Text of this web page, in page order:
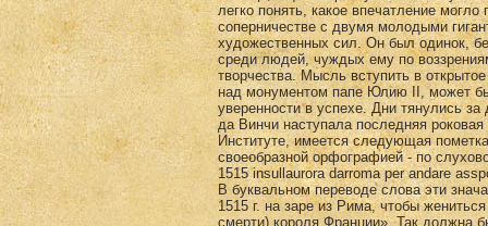
В буквальном переводе слова эти значат: «Отправился Великолепный Джулиано Медичи 9-го января 1515 г. на заре из Рима, чтобы жениться в Савойе. И в тот же день сюда пришла смерть (известие о смерти) короля Франции». Так должна быть понята эта заметка: Джулиано Медичи, действительно, отправился в Савойю 9-го января, а Людовик XII умер 1-го января 1515 г., и к 9-му могла прийти в Рим весть о его смерти. Отметим, кстати, что Сеайль, книга которого о Леонардо да Винчи вышла в 1892 г., передает это место несогласно с историей и несообразно с упрощенным текстом леонардовской рукописи, полагая, что 9-го января произошла самая смерть французского короля. Эта ошибка производит тем более странное впечатление в прославленной книге Сеайля, что она вышла два года спустя по обнародовании соответствующего тома рукописей Леонардо да Винчи, с точным и верным французским переводом Равессона-Молльена. Еще более поражает та же ошибка в огромном исследовании о Леонардо да Винчи, принадлежащем Эжену Мюнтцу и вышедшем в 1899 г. Как бы то ни было, с отъездом из Рима Джулиано Медичи положение Леонардо да Винчи становится все более и более тягостным. Он пишет ему письма, жалуется ему на разные мелкие неприятности, на нездоровье, которое одолевает его, хотя тут же с изысканной галантностью выражает свое удовольствие по поводу его выздоровления от болезни, - удовольствие, которое поднимает в нем его слабые, старческие силы. Скоро ему нечего будет делать в Риме.В это время, 26-го января 1515 г., Франциск Ангулемский коронуется в Реймсе под именем Франциска I и тотчас же принимает меры, чтобы привести в исполнение незавершенный военный план Людовика XII по отношению к Ломбардии. Обеспечив себя со стороны Англии, Германии и Венецианской республики, он быстро направляется в северную Италию. Напрасно швейцарцы, пишет Бельтрами, пытались защитить альпийские горные проходы, которыми прежние французские войска проходили в Ломбардию. Генерал Тривульцио указывает им новую дорогу, и в течение нескольких дней Франциск I уже достигает Новары, Павии, Буффалоры, откуда посылает в Милан своих герольдов, увещевая жителей ломбардской столицы принять его, как друга. Молодой герцог миланский Максимилиан Сфорца укрылся в Castello di Porta Giovia с большим отрядом солдат, выдерживая осаду со стороны Тривульцио и Пиетро Наварро. Между тем Франциск I, в союзе с венецианскими войсками, отрезав швейцарские отряды от папского войска и милиции короля арагонского, которые шли на помощь Милану, дал большое сражение миланскому войску у Меленьяно, сражение, названное в истории «битвою гигантов». Победа осталась на стороне Франциска I. 17 сентября 1515 г. Франциск I торжественно вступает в Милан, а в октябре Максимилиан Сфорца подписывает свое отречение от миланского престола. Узнав об этих событиях, Леонардо направляется в Павию, участвует при торжественном приеме Франциска I и еще раз, в последний раз, явно передается на сторону победителя. Франциск I знал о великих талантах этого загадочного человека, которого судьба странным образом постоянно толкала на службу французскому правительству, и должен был вполне сочувственно отнестись к его готовности отдать в его распоряжение последние силы своего гения. В декабре того же года Леонардо да Винчи сопровождает французского короля в Волонью, где и был подписан унизительный для папы мирный договор между Францией и Римом. На торжественном свидании побежденного папы с французским королем Леонардо да Винчи, величаво выступая среди королевской свиты, должен был испытывать по отношению ко Льву Х какое-то мстительное удовлетворение. Не оценившие его люди, вероятно, проходили мимо него с самою изысканною внешнею почтительностью. Но его чуткое самолюбие могло улавливать в них скрытое негодование и упорство в непризнании его художественного величия. Может быть, ему вспоминался при этом